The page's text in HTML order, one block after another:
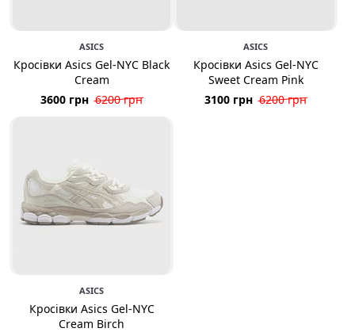
ASICS
Кросівки Asics Gel-NYC Black
Cream
3600 грн 6200 грн
ASICS
Кросівки Asics Gel-NYC
Sweet Cream Pink
3100 грн 6200 грн
ASICS
Кросівки Asics Gel-NYC
Cream Birch